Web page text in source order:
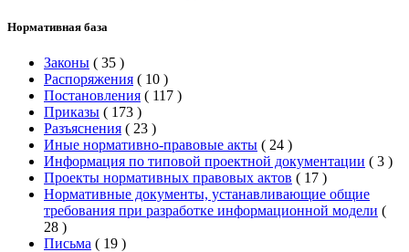
Нормативная база
Законы ( 35 )
Распоряжения ( 10 )
Постановления ( 117 )
Приказы ( 173 )
Разъяснения ( 23 )
Иные нормативно-правовые акты ( 24 )
Информация по типовой проектной документации ( 3 )
Проекты нормативных правовых актов ( 17 )
Нормативные документы, устанавливающие общие
требования при разработке информационной модели (
28 )
Письма ( 19 )